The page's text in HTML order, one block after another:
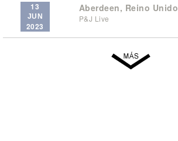
13
JUN
2023
Aberdeen, Reino Unido
P&J Live